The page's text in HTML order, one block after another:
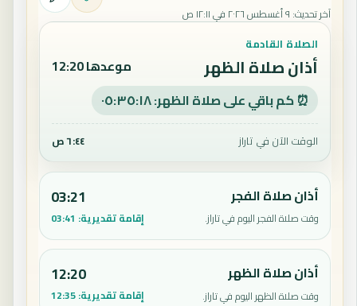
آخر تحديث: ٩ أغسطس ٢٠٢٦ في ١٢:١١ ص
الصلاة القادمة
أذان صلاة الظهر موعدها 12:20
⏰ كم باقي على صلاة الظهر: ٠٥:٣٥:١٧
الوقت الآن في تاراز ٦:٤٤ ص
أذان صلاة الفجر
وقت صلاة الفجر اليوم في تاراز.
03:21
إقامة تقديرية: 03:41
أذان صلاة الظهر
وقت صلاة الظهر اليوم في تاراز.
12:20
إقامة تقديرية:12:35